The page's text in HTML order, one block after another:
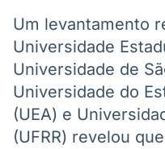
Um levantamento
Universidade
Universidade de
Universidade do
(UEA) e
(UFRR) revelou